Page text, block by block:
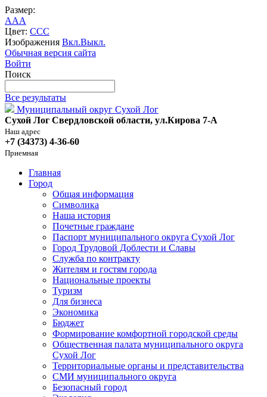
Размер:
AAA
Цвет: CCC
Изображения Вкл.Выкл.
Обычная версия сайта
Войти
Поиск
Все результаты
Муниципальный округ Сухой Лог
Сухой Лог Свердловской области, ул.Кирова 7-А
Наш адрес
+7 (34373) 4-36-60
Приемная
Главная
Город
Общая информация
Символика
Наша история
Почетные граждане
Паспорт муниципального округа Сухой Лог
Город Трудовой Доблести и Славы
Служба по контракту
Жителям и гостям города
Национальные проекты
Туризм
Для бизнеса
Экономика
Бюджет
Формирование комфортной городской среды
Общественная палата муниципального округа
Сухой Лог
Территориальные органы и представительства
СМИ муниципального округа
Безопасный город